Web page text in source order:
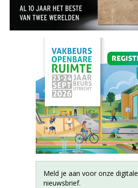
Meld je aan voor onze digitale
nieuwsbrief.